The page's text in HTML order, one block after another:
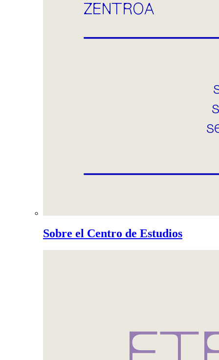
Sobre el Centro de Estudios